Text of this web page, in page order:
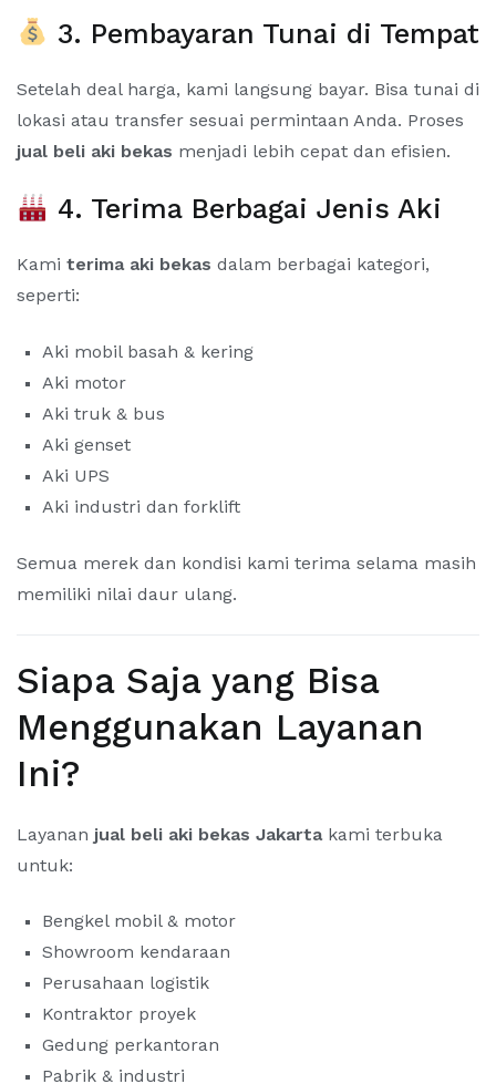
3. Pembayaran Tunai di Tempat
Setelah deal harga, kami langsung bayar. Bisa tunai di
lokasi atau transfer sesuai permintaan Anda. Proses
jual beli aki bekas menjadi lebih cepat dan efisien.
4. Terima Berbagai Jenis Aki
Kami terima aki bekas dalam berbagai kategori,
seperti:
Aki mobil basah & kering
Aki motor
Aki truk & bus
Aki genset
Aki UPS
Aki industri dan forklift
Semua merek dan kondisi kami terima selama masih
memiliki nilai daur ulang.
Siapa Saja yang Bisa
Menggunakan Layanan
Ini?
Layanan jual beli aki bekas Jakartakami terbuka
untuk:
Bengkel mobil & motor
Showroom kendaraan
Perusahaan logistik
Kontraktor proyek
Gedung perkantoran
Pabrik & industri